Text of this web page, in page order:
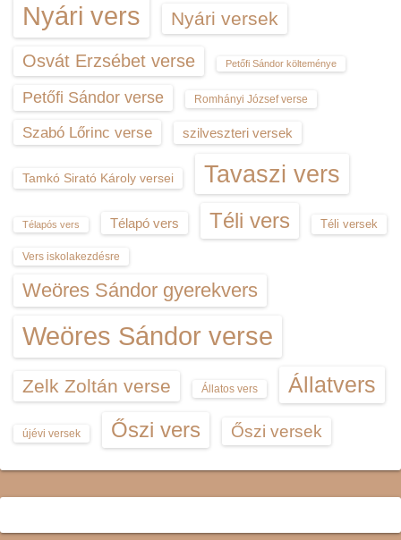
Nyári vers Nyári versek
Osvát Erzsébet verse Petőfi Sándor költeménye
Petőfi Sándor verse Romhányi József verse
Szabó Lőrinc verse szilveszteri versek
Tamkó Sirató Károly versei Tavaszi vers
Télapós vers Télapó vers Téli vers Téli versek
Vers iskolakezdésre
Weöres Sándor gyerekvers
Weöres Sándor verse
Zelk Zoltán verse Állatos vers Állatvers
újévi versek Őszi vers Őszi versek